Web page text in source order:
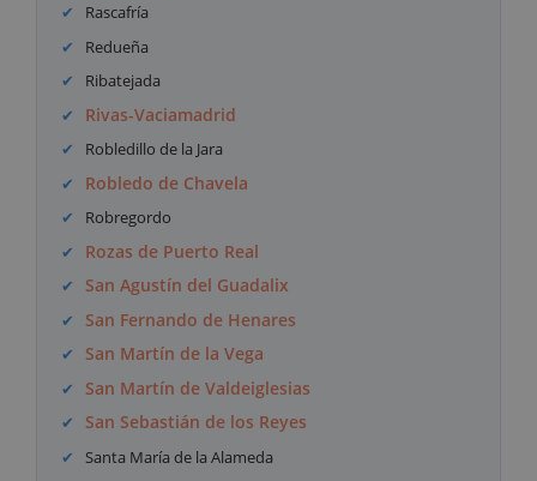
Rascafría
Redueña
Ribatejada
Rivas-Vaciamadrid
Robledillo de la Jara
Robledo de Chavela
Robregordo
Rozas de Puerto Real
San Agustín del Guadalix
San Fernando de Henares
San Martín de la Vega
San Martín de Valdeiglesias
San Sebastián de los Reyes
Santa María de la Alameda